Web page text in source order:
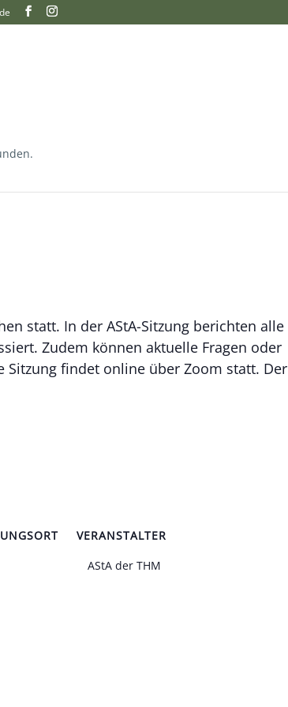
statt. In der AStA-Sitzung berichten alle
Zudem können aktuelle Fragen oder
Sitzung findet online über Zoom statt. Der
VERANSTALTER
AStA der THM